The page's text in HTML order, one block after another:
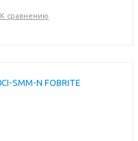
К сравнению